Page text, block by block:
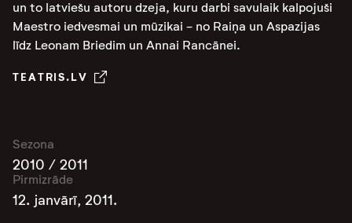
un to latviešu autoru dzeja, kuru darbi savulaik kalpojuši
Maestro iedvesmai un mūzikai - no Raiņa un Aspazijas
līdz Leonam Briedim un Annai Rancānei.
TEATRIS.LV
Sezona
2010 / 2011
Pirmizrāde
12. janvārī, 2011.